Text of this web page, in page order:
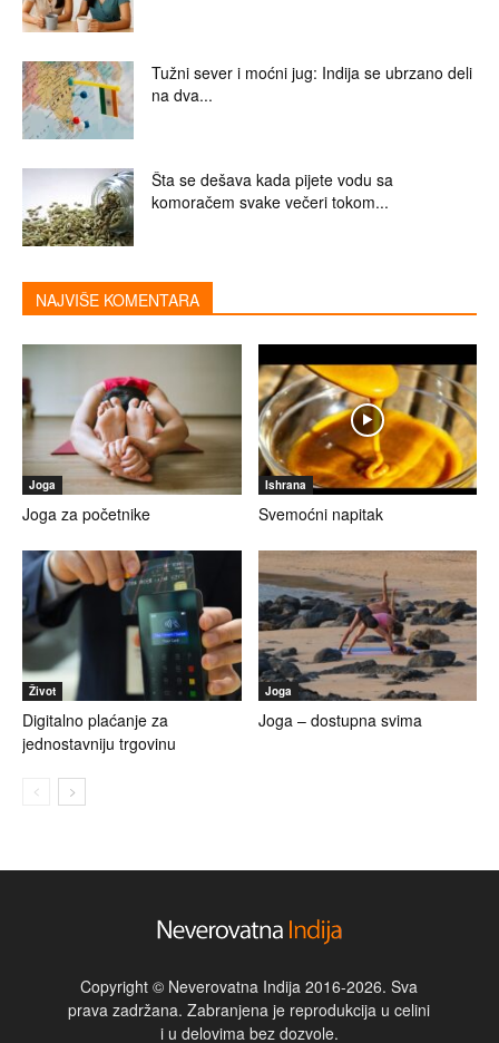
Tužni sever i moćni jug: Indija se ubrzano deli
na dva...
Šta se dešava kada pijete vodu sa
komoračem svake večeri tokom...
NAJVIŠE KOMENTARA
Joga
Joga za početnike
Ishrana
Svemoćni napitak
Život
Digitalno plaćanje za
jednostavniju trgovinu
Joga
Joga – dostupna svima
Copyright © Neverovatna Indija 2016-2026. Sva
prava zadržana. Zabranjena je reprodukcija u celini
i u delovima bez dozvole.